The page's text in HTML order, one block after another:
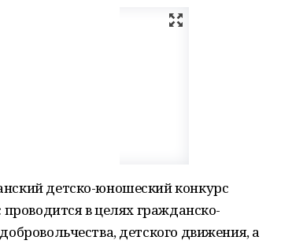
детско-юношеский конкурс
проводится в целях гражданско-
детского движения, а